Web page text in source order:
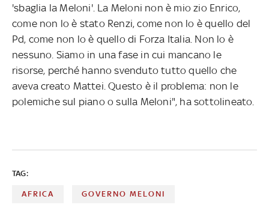
'sbaglia la Meloni'. La Meloni non è mio zio Enrico,
come non lo è stato Renzi, come non lo è quello del
Pd, come non lo è quello di Forza Italia. Non lo è
nessuno. Siamo in una fase in cui mancano le
risorse, perché hanno svenduto tutto quello che
aveva creato Mattei. Questo è il problema: non le
polemiche sul piano o sulla Meloni", ha sottolineato.
TAG:
AFRICA GOVERNO MELONI